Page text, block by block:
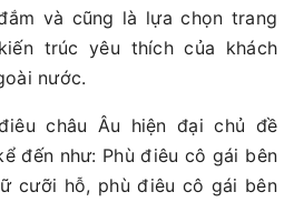
và cũng là lựa chọn trang
trúc yêu thích của khách
nước.
châu Âu hiện đại chủ đề
đến như: Phù điêu cô gái bên
cưỡi hỗ, phù điêu cô gái bên